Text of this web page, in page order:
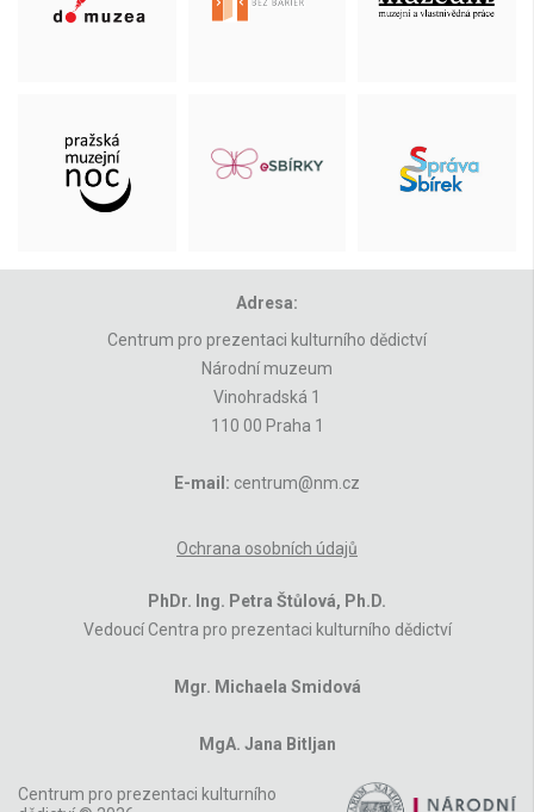
Adresa:
Centrum pro prezentaci kulturního dědictví
Národní muzeum
Vinohradská 1
110 00 Praha 1
E-mail: centrum@nm.cz
Ochrana osobních údajů
PhDr. Ing. Petra Štůlová, Ph.D.
Vedoucí Centra pro prezentaci kulturního dědictví
Mgr. Michaela Smidová
MgA. Jana Bitljan
Centrum pro prezentaci kulturního